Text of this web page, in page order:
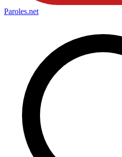
Paroles.net